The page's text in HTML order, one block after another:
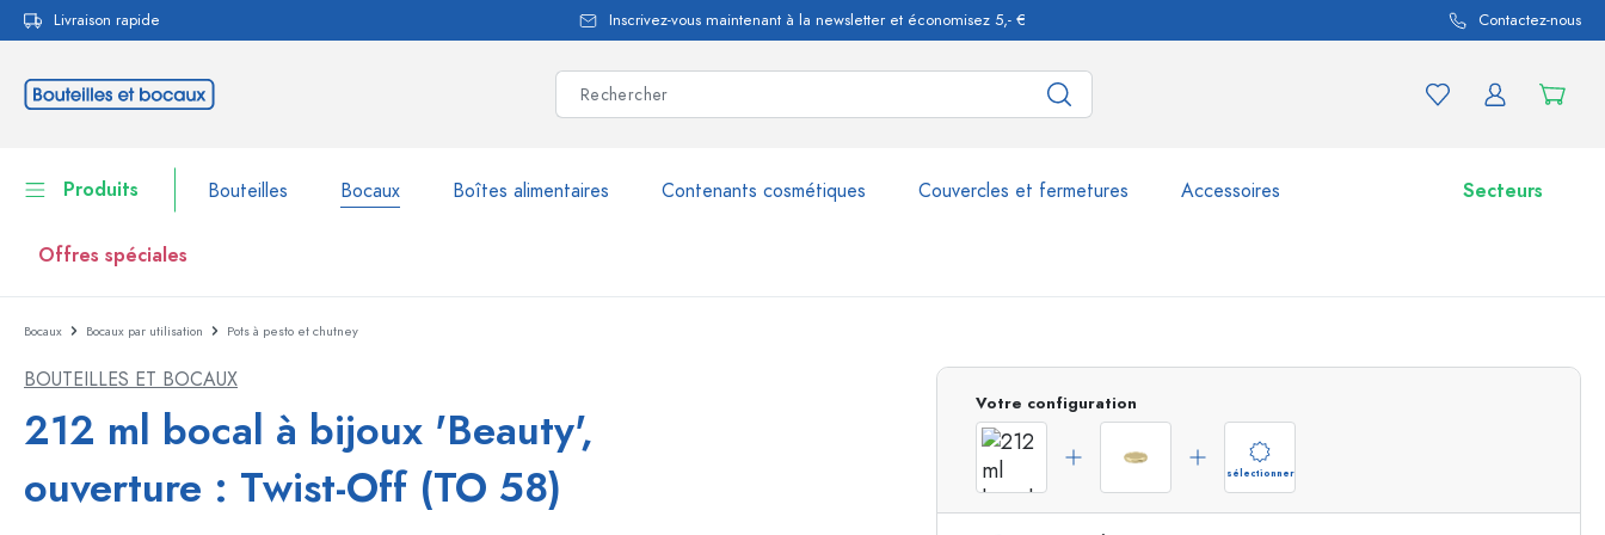
Passer à la navigation principale
Livraison rapide Inscrivez-vous maintenant à la newsletter et économisez 5,- € Contactez-nous
Produits Bouteilles Bocaux Boîtes alimentaires Contenants cosmétiques Couvercles et fermetures Accessoires Secteurs
Offres spéciales
Bouteilles
Boîtes alimentaires
Vaisselle
Voir la catégorie Bouteilles
Bouteilles WECK
Bouteilles par volume
Bocaux
Acheter maintenant
Bocaux Bocaux par utilisation Pots à pesto et chutney
BOUTEILLES ET BOCAUX
212 ml bocal à bijoux 'Beauty',
ouverture : Twist-Off (TO 58)
Votre configuration
sélectionner